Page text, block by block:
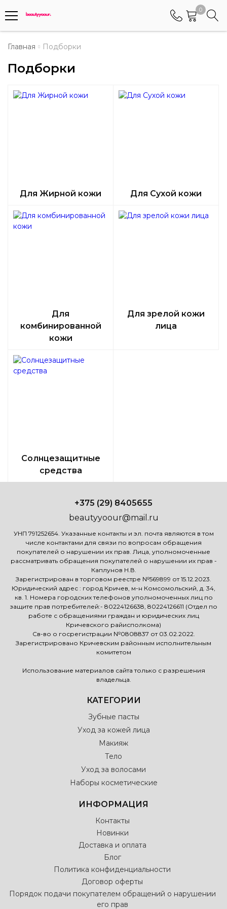
0
Телефоны
+375 (29) 8405655
+375 (29) 5487677
Главная Подборки
Подборки
Для Жирной кожи Для Сухой кожи
Для
комбинированной
кожи
Для зрелой кожи
лица
Солнцезащитные
средства
+375 (29) 8405655
beautyyoour@mail.ru
УНП 791252654. Указанные контакты и эл. почта являются в том
числе контактами для связи по вопросам обращения
покупателей о нарушении их прав. Лица, уполномоченные
рассматривать обращения покупателей о нарушении их прав -
Каплунов Н.В.
Зарегистрирован в торговом реестре №569899 от 15.12.2023.
Юридический адрес : город Кричев, м-н Комсомольский, д. 34,
кв. 1. Номера городских телефонов уполномоченных лиц по
защите прав потребителей:- 80224126638, 80224126611 (Отдел по
работе с обращениями граждан и юридических лиц
Кричевского райисполкома)
Св-во о госрегистрации №0808837 от 03.02.2022.
Зарегистрировано Кричевским районным исполнительным
комитетом
Использование материалов сайта только с разрешения
владельца.
КАТЕГОРИИ
Зубные пасты
Уход за кожей лица
Макияж
Тело
Уход за волосами
Наборы косметические
ИНФОРМАЦИЯ
Контакты
Новинки
Доставка и оплата
Блог
Политика конфиденциальности
Договор оферты
Порядок подачи покупателем обращений о нарушении
его прав